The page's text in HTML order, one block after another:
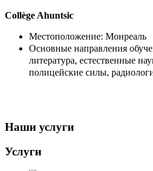
Collège Ahuntsic
Местоположение: Монреаль
Основные направления
литература, естественные
полицейские силы,
Наши услуги
Услуги